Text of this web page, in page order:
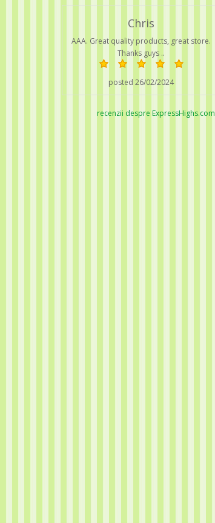
Chris
AAA. Great quality products, great store.
Thanks guys ..
posted 26/02/2024
recenzii despre ExpressHighs.com